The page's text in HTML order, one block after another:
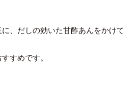
、だしの効いた甘酢あんをかけて
すめです。